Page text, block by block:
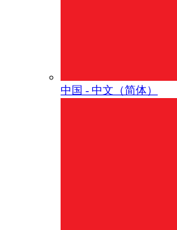
中国 - 中⽂（简体）